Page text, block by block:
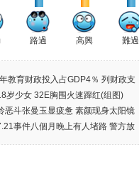
路過 高興 難過
教育财政投入占GDP4％ 列财政支
岁少女 32E胸围火速蹿红(组图)
恶斗张曼玉显疲惫 素颜现身太阳镜
事件八個月晚上有人堵路 警方放